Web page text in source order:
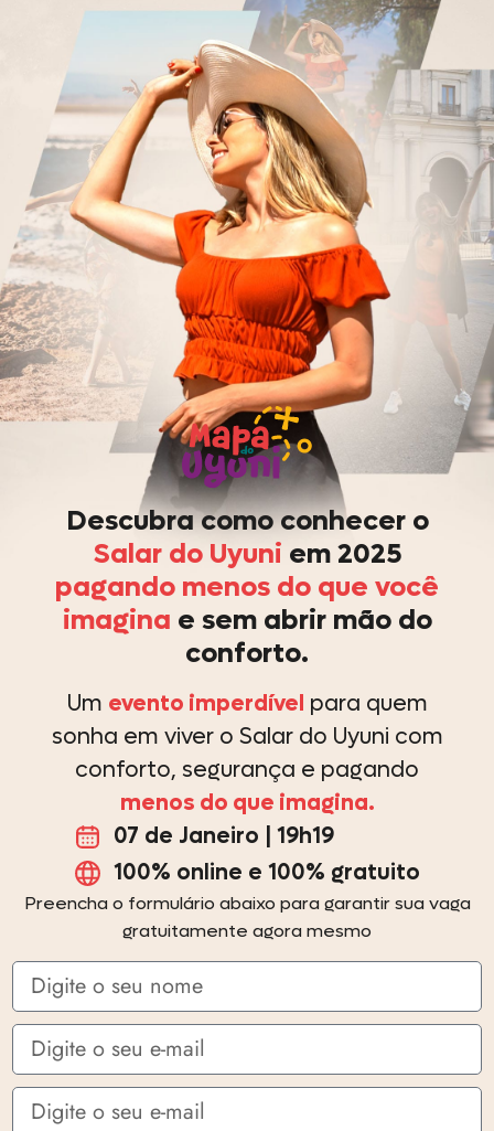
Descubra como conhecer o
Salar do Uyuni em 2025
pagando menos do que você
imagina e sem abrir mão do
conforto.
Um evento imperdível para quem
sonha em viver o Salar do Uyuni com
conforto, segurança e pagando
menos do que imagina.
07 de Janeiro | 19h19
100% online e 100% gratuito
Preencha o formulário abaixo para garantir sua vaga
gratuitamente agora mesmo